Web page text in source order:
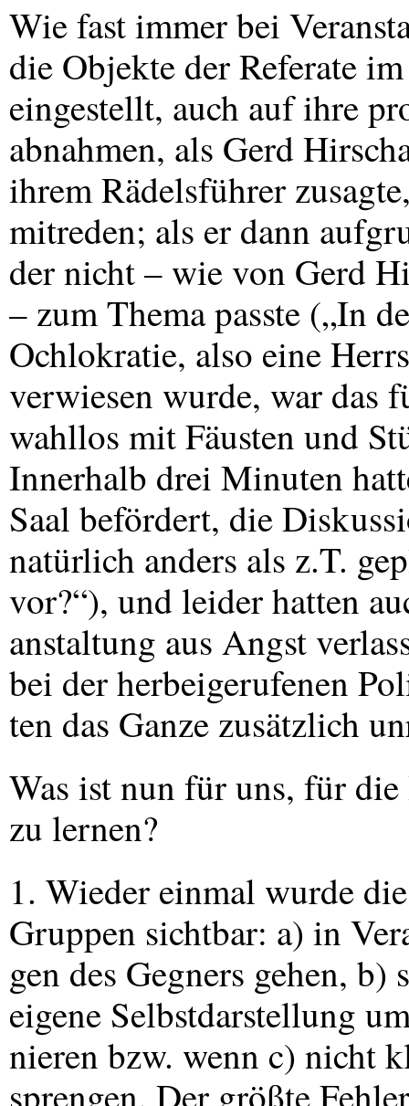
Wie fast immer bei
die Objekte der Referate
eingestellt, auch auf ihre
abnahmen, als Gerd
ihrem Rädelsführer
mitreden; als er dann
der nicht – wie von Gerd
– zum Thema passte („In
Ochlokratie, also eine
verwiesen wurde, war das
wahllos mit Fäusten und
Innerhalb drei Minuten
Saal befördert, die
natürlich anders als z.T.
vor?“), und leider hatten
anstaltung aus Angst
bei der herbeigerufenen
ten das Ganze zusätzlich
Was ist nun für uns, für
zu lernen?
1. Wieder einmal wurde
Gruppen sichtbar: a) in
gen des Gegners gehen,
eigene Selbstdarstellung
nieren bzw. wenn c) nicht
sprengen. Der größte